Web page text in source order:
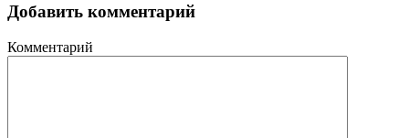
Добавить комментарий
Комментарий